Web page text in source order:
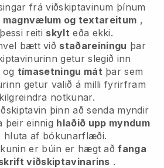
frá viðskiptavinum þínum
magnvælum og textareitum ,
reiti skylt eða ekki.
bætt við staðareiningu þar
getur slegið inn
og tímasetningu mát þar sem
getur valið á milli fyrirfram
notkunar.
þinn að senda myndir
þeir einnig hlaðið upp myndum
hluta af bókunarflæði.
er búin er hægt aðfanga
viðskiptavinarins .